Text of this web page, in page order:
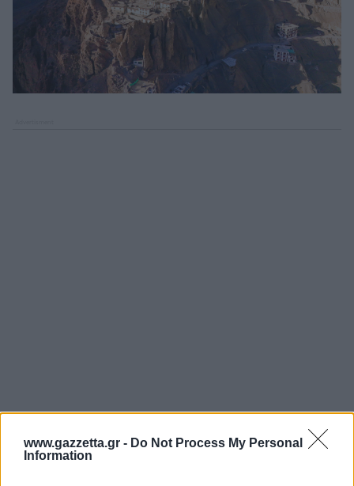
www.gazzetta.gr - Do Not Process My Personal
Information